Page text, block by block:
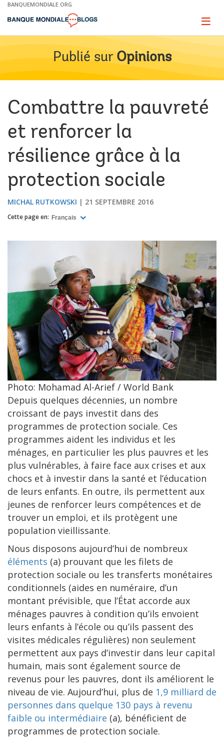
Skip
Main
BANQUEMONDIALE.ORG
Page
Publié sur Opinions
Combattre la pauvreté
et renforcer la
résilience grâce à la
protection sociale
MICHAL RUTKOWSKI 21 SEPTEMBRE 2016
Cette page en: Français
Photo: Mohamad Al-Arief / World Bank
Depuis quelques décennies, un nombre
croissant de pays investit dans des
programmes de protection sociale. Ces
programmes aident les individus et les
ménages, en particulier les plus pauvres et les
plus vulnérables, à faire face aux crises et aux
chocs et à investir dans la santé et l’éducation
de leurs enfants. En outre, ils permettent aux
jeunes de renforcer leurs compétences et de
trouver un emploi, et ils protègent une
population vieillissante.
Nous disposons aujourd’hui de nombreux
éléments (a) prouvant que les filets de
protection sociale ou les transferts monétaires
conditionnels (aides en numéraire, d’un
montant prévisible, que l’État accorde aux
ménages pauvres à condition qu’ils envoient
leurs enfants à l’école ou qu’ils passent des
visites médicales régulières) non seulement
permettent aux pays d’investir dans leur capital
humain, mais sont également source de
revenus pour les pauvres, dont ils améliorent le
niveau de vie. Aujourd’hui, plus de 1,9 milliard de
personnes dans quelque 130 pays à revenu
faible ou intermédiaire (a), bénéficient de
programmes de protection sociale.